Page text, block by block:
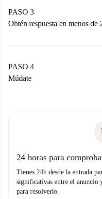
propietario acepte.
PASO 3
Obtén respuesta en menos de
contacto con el
Si es rechazada: No te
Prueba de
PASO 4
Múdate
no nos comunicas
24 horas para
Tienes 24h desde la entrada
significativas entre el anuncio
para resolverlo.